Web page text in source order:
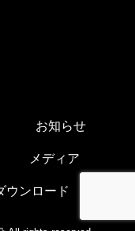
お知らせ
メディア
ウンロード